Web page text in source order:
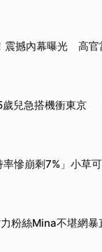
震撼內幕曝光 高官
兒急搭機衝東京
慘崩剩7%」小草
粉絲Mina不堪網暴